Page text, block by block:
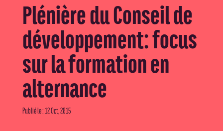
Plénière du Conseil de
développement: focus
sur la formation en
alternance
Publié le : 12 Oct, 2015